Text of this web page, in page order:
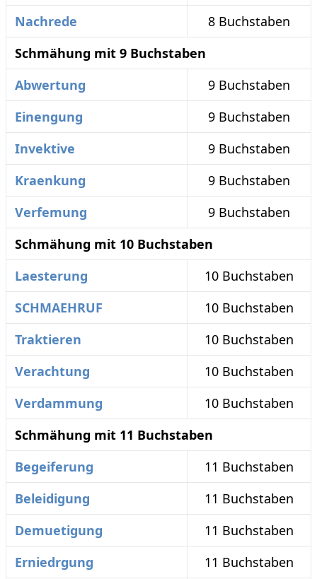
Nachrede
8 Buchstaben
Schmähung mit 9 Buchstaben
Abwertung
9 Buchstaben
Einengung
9 Buchstaben
Invektive
9 Buchstaben
Kraenkung
9 Buchstaben
Verfemung
9 Buchstaben
Schmähung mit 10 Buchstaben
Laesterung
10 Buchstaben
SCHMAEHRUF
10 Buchstaben
Traktieren
10 Buchstaben
Verachtung
10 Buchstaben
Verdammung
10 Buchstaben
Schmähung mit 11 Buchstaben
Begeiferung
11 Buchstaben
Beleidigung
11 Buchstaben
Demuetigung
11 Buchstaben
Erniedrgung
11 Buchstaben